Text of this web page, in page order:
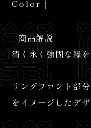
−商品解説−
清く永く強固な縁を
リングフロント部
をイメージしたデ
Color｜